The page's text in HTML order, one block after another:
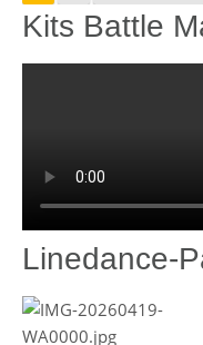
Kits Battle
Linedance-